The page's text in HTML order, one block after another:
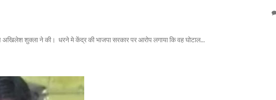
अखिलेश शुक्ला ने की। धरने मे केंद्र की भाजपा सरकार पर आरोप लगाया कि वह घोटाल...